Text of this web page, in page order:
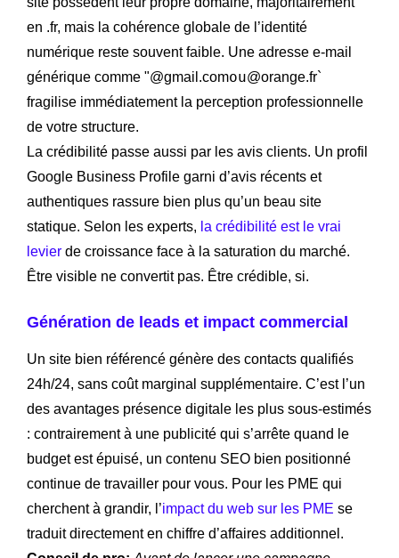
en .fr, mais la cohérence globale de l’identité
numérique reste souvent faible. Une adresse e-mail
générique comme "@gmail.comou@orange.fr`
fragilise immédiatement la perception professionnelle
de votre structure.
La crédibilité passe aussi par les avis clients. Un profil
Google Business Profile garni d’avis récents et
authentiques rassure bien plus qu’un beau site
statique. Selon les experts, la crédibilité est le vrai
levier de croissance face à la saturation du marché.
Être visible ne convertit pas. Être crédible, si.
Génération de leads et impact commercial
Un site bien référencé génère des contacts qualifiés
24h/24, sans coût marginal supplémentaire. C’est l’un
des avantages présence digitale les plus sous-estimés
: contrairement à une publicité qui s’arrête quand le
budget est épuisé, un contenu SEO bien positionné
continue de travailler pour vous. Pour les PME qui
cherchent à grandir, l’impact du web sur les PME se
traduit directement en chiffre d’affaires additionnel.